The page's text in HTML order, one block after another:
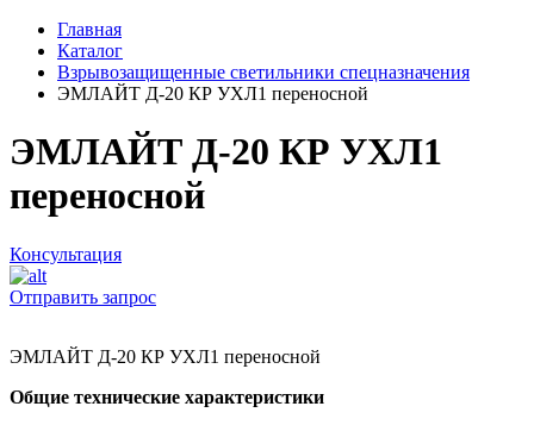
Главная
Каталог
Взрывозащищенные светильники спецназначения
ЭМЛАЙТ Д-20 КР УХЛ1 переносной
ЭМЛАЙТ Д-20 КР УХЛ1
переносной
Консультация
Отправить запрос
ЭМЛАЙТ Д-20 КР УХЛ1 переносной
Общие технические характеристики